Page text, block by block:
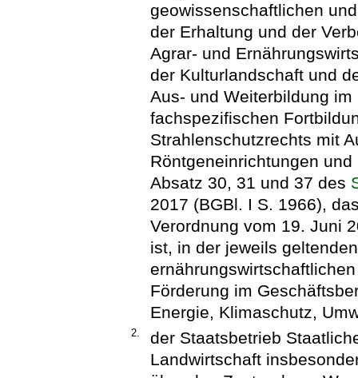
geowissenschaftlichen
der Erhaltung und der
Agrar- und
der Kulturlandschaft und
Aus- und Weiterbildung
fachspezifischen
Strahlenschutzrechts mit
Röntgeneinrichtungen
Absatz 30, 31 und 37 des
2017 (BGBl. I S. 1966),
Verordnung vom 19. Juni
ist, in der jeweils
Förderung im
Energie, Klimaschutz,
2.
der Staatsbetrieb
Landwirtschaft